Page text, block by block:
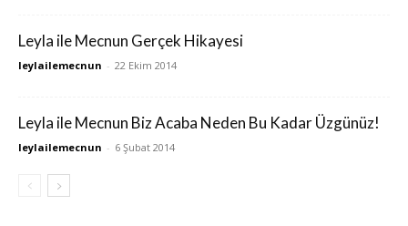
Leyla ile Mecnun Gerçek Hikayesi
leylailemecnun - 22 Ekim 2014
Leyla ile Mecnun Biz Acaba Neden Bu Kadar Üzgünüz!
leylailemecnun - 6 Şubat 2014